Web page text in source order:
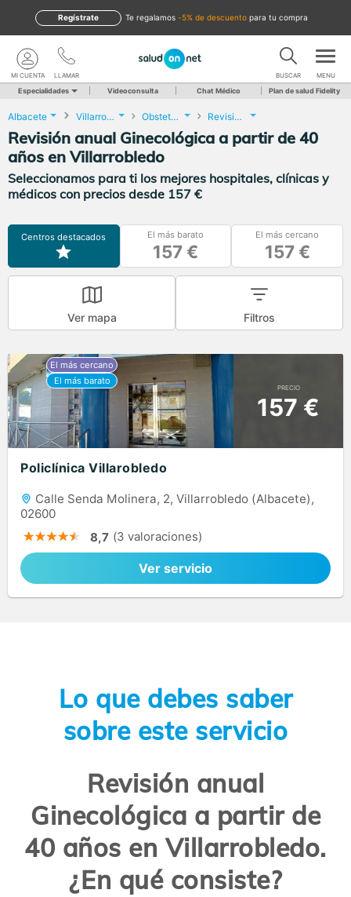
te regalamos -5% de descuento para tu compra
Regístrate
LLAMAR
MI CUENTA BUSCAR MENU
Especialidades Videoconsulta Chat Médico Plan de salud Fidelity
Albacete Villarrobledo Obstetricia y Ginecología Revisión anual Ginecológica a partir de 40 años
Revisión anual Ginecológica a partir de 40
años en Villarrobledo
Seleccionamos para ti los mejores hospitales, clínicas y
médicos con precios desde 157 €
Centros destacados El más barato
157 €
El más cercano
157 €
Ver mapa Filtros
PRECIO
157 €
Policlínica Villarobledo
Calle Senda Molinera, 2, Villarrobledo (Albacete),
02600
8,7 (3 valoraciones)
Ver servicio
Lo que debes saber
sobre este servicio
Revisión anual
Ginecológica a partir de
40 años en Villarrobledo.
¿En qué consiste?